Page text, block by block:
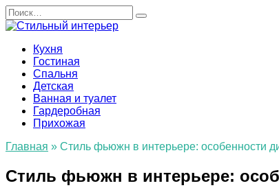
Перейти
к
Search
for:
Кухня
Гостиная
Спальня
Детская
Ванная и туалет
Гардеробная
Прихожая
Главная » Стиль фьюжн в интерьере: особенности
Стиль фьюжн в интерьере: